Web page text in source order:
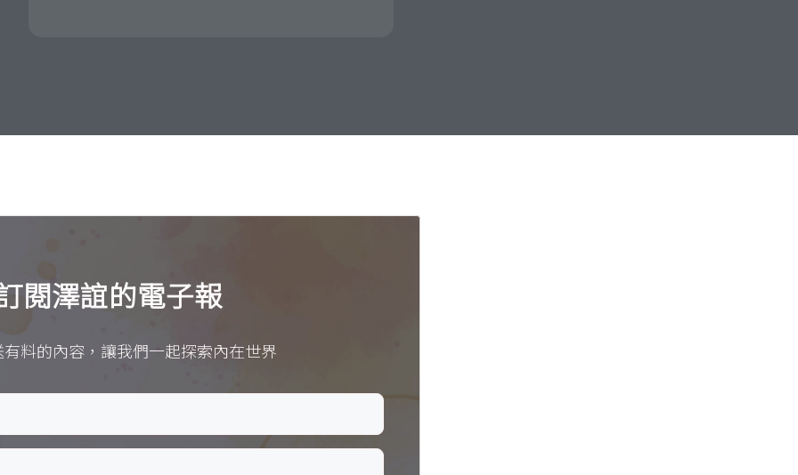
閱澤誼的電子報
料的內容，讓我們一起探索內在世界